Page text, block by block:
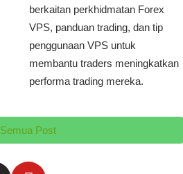
berkaitan perkhidmatan Forex
VPS, panduan trading, dan tip
penggunaan VPS untuk
membantu traders meningkatkan
performa trading mereka.
Semua Post